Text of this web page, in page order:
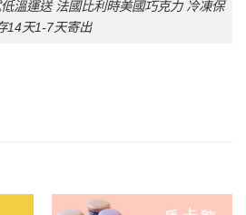
溫運送 法國比利時美國巧克力 冷凍保
14天1-7天寄出